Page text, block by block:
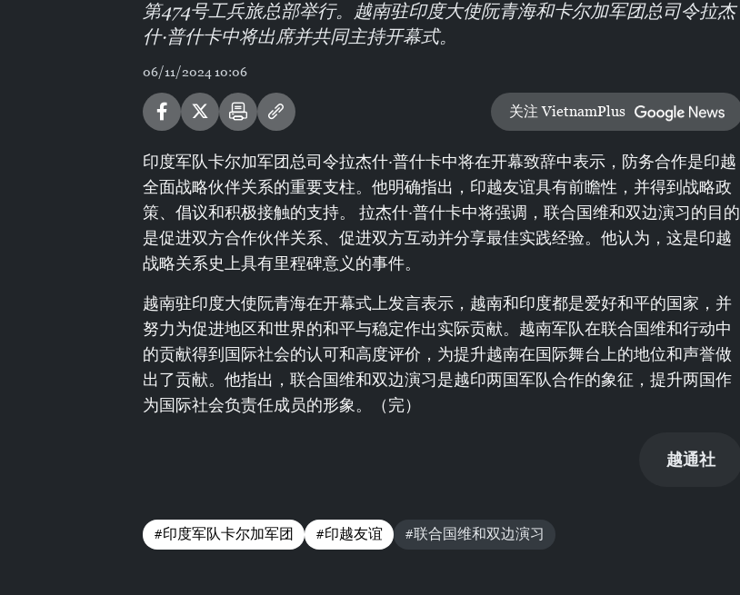
第474号工兵旅总部举行。越南驻印度大使阮青海和卡尔加军团总司令拉杰
什·普什卡中将出席并共同主持开幕式。
06/11/2024 10:06
关注 VietnamPlus
印度军队卡尔加军团总司令拉杰什·普什卡中将在开幕致辞中表示，防务合作是印越
全面战略伙伴关系的重要支柱。他明确指出，印越友谊具有前瞻性，并得到战略政
策、倡议和积极接触的支持。 拉杰什·普什卡中将强调，联合国维和双边演习的目的
是促进双方合作伙伴关系、促进双方互动并分享最佳实践经验。他认为，这是印越
战略关系史上具有里程碑意义的事件。
越南驻印度大使阮青海在开幕式上发言表示，越南和印度都是爱好和平的国家，并
努力为促进地区和世界的和平与稳定作出实际贡献。越南军队在联合国维和行动中
的贡献得到国际社会的认可和高度评价，为提升越南在国际舞台上的地位和声誉做
出了贡献。他指出，联合国维和双边演习是越印两国军队合作的象征，提升两国作
为国际社会负责任成员的形象。（完）
越通社
#印度军队卡尔加军团 #印越友谊 #联合国维和双边演习